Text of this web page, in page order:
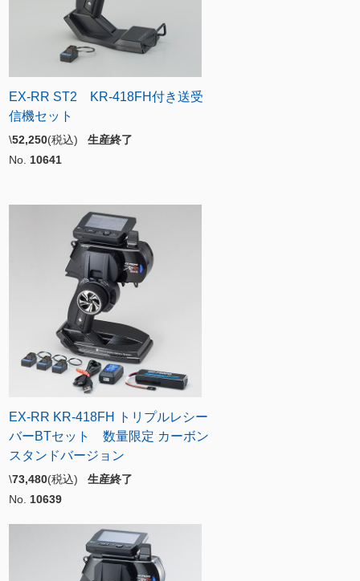
EX-RR ST2 KR-418FH付き送受
信機セット
\52,250(税込) 生産終了
No. 10641
EX-RR KR-418FH トリプルレシー
バーBTセット 数量限定 カーボン
スタンドバージョン
\73,480(税込) 生産終了
No. 10639